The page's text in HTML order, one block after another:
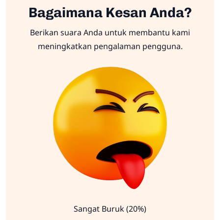
Bagaimana Kesan Anda?
Berikan suara Anda untuk membantu kami
meningkatkan pengalaman pengguna.
Sangat Buruk (20%)